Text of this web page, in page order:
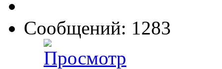
Сообщений: 1283